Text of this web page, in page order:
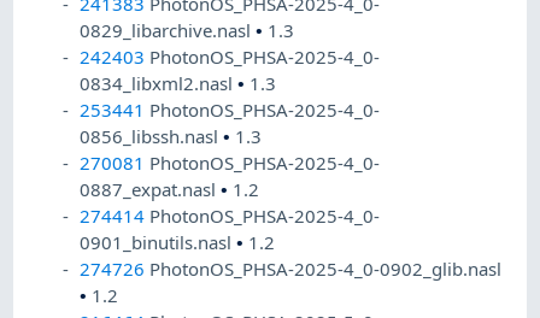
0829_libarchive.nasl• 1.3
242403 PhotonOS_PHSA-2025-4_0-
0834_libxml2.nasl• 1.3
253441 PhotonOS_PHSA-2025-4_0-
0856_libssh.nasl• 1.3
270081 PhotonOS_PHSA-2025-4_0-
0887_expat.nasl• 1.2
274414 PhotonOS_PHSA-2025-4_0-
0901_binutils.nasl• 1.2
274726 PhotonOS_PHSA-2025-4_0-0902_glib.nasl
• 1.2